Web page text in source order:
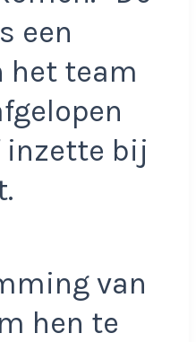
een
het team
inzette bij
van
hen te